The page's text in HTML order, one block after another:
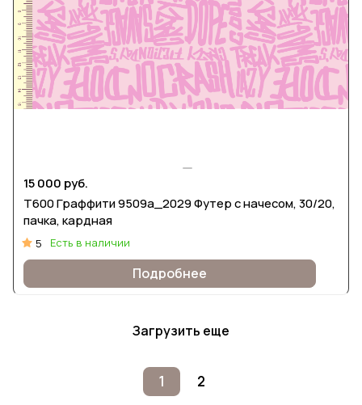
15 000 руб.
Т600 Граффити 9509а_2029 Футер с начесом, 30/20,
пачка, кардная
5 Есть в наличии
Подробнее
Загрузить еще
1 2